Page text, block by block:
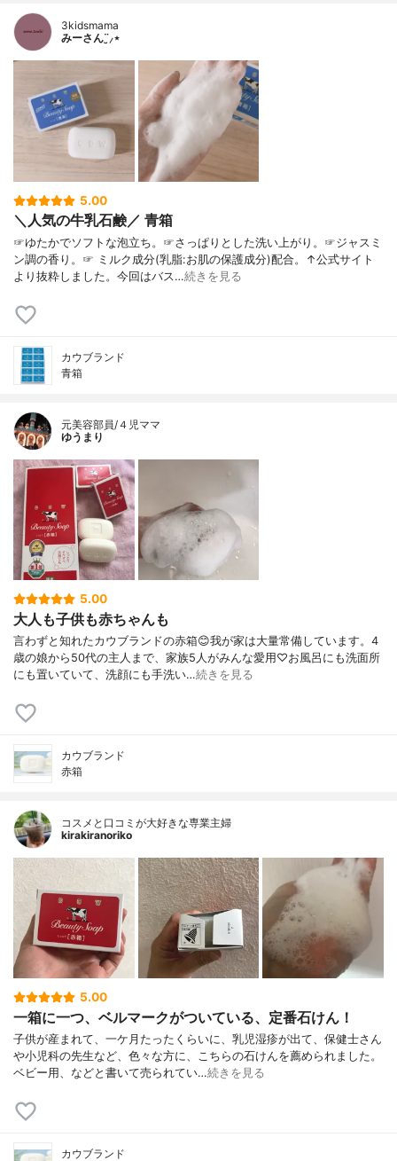
3kidsmama
みーさん¨̮⸝⋆
5.00
＼人気の牛乳石鹸／ 青箱
☞ゆたかでソフトな泡立ち。☞さっぱりとした洗い上がり。☞ジャスミ
ン調の香り。☞ ミルク成分(乳脂:お肌の保護成分)配合。↑公式サイト
より抜粋しました。今回はバス…続きを見る
カウブランド
青箱
元美容部員/４児ママ
ゆうまり
5.00
大人も子供も赤ちゃんも
言わずと知れたカウブランドの赤箱😊我が家は大量常備しています。4
歳の娘から50代の主人まで、家族5人がみんな愛用♡お風呂にも洗面所
にも置いていて、洗顔にも手洗い…続きを見る
カウブランド
赤箱
コスメと口コミが大好きな専業主婦
kirakiranoriko
5.00
一箱に一つ、ベルマークがついている、定番石けん！
子供が産まれて、一ケ月たったくらいに、乳児湿疹が出て、保健士さん
や小児科の先生など、色々な方に、こちらの石けんを薦められました。
ベビー用、などと書いて売られてい…続きを見る
カウブランド